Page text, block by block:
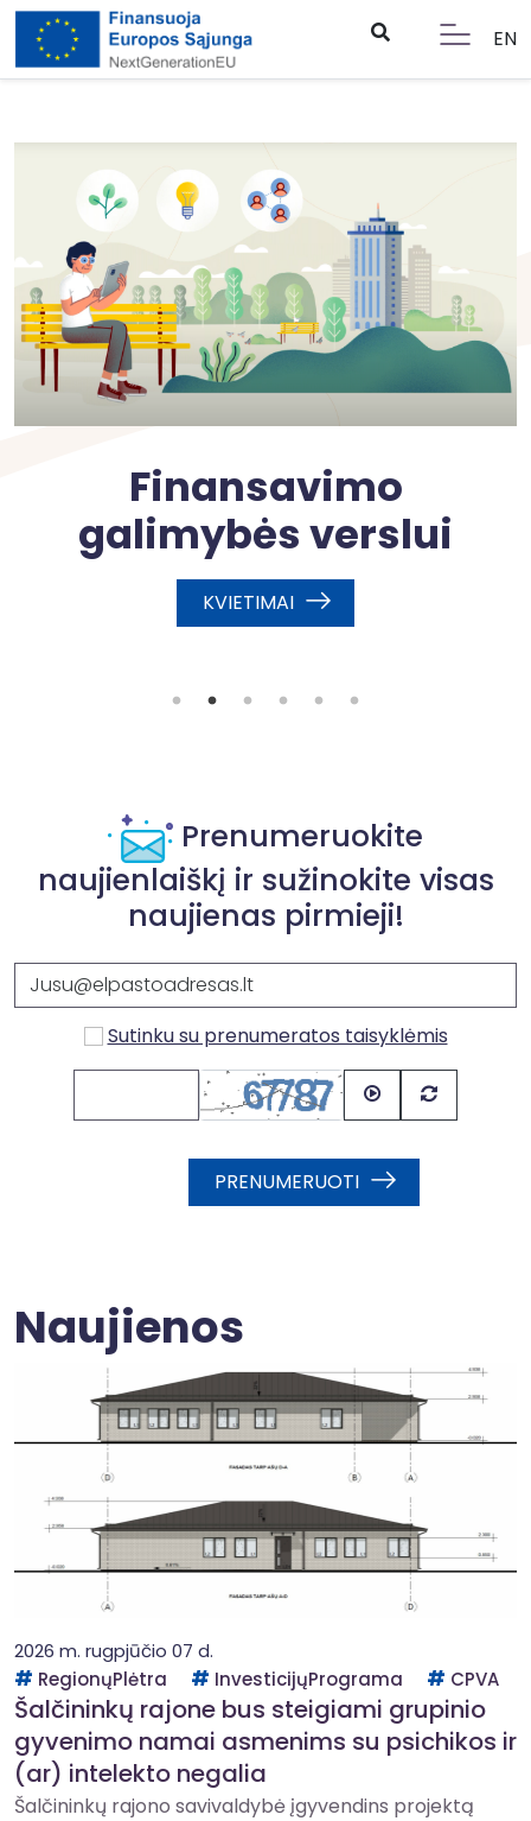
EN
Finansavimo
galimybės verslui
KVIETIMAI
Prenumeruokite
naujienlaiškį ir sužinokite visas
naujienas pirmieji!
Sutinku su prenumeratos taisyklėmis
PRENUMERUOTI
Naujienos
2026 m. rugpjūčio 07 d.
RegionųPlėtra
InvesticijųPrograma CPVA
Šalčininkų rajone bus steigiami grupinio
gyvenimo namai asmenims su psichikos ir
(ar) intelekto negalia
Šalčininkų rajono savivaldybė įgyvendins projektą